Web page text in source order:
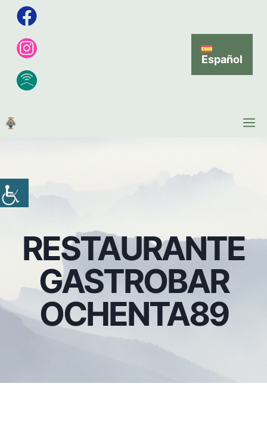
Español
RESTAURANTE
GASTROBAR
OCHENTA89